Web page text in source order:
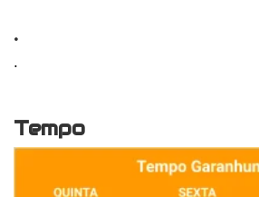
.
.
Tempo